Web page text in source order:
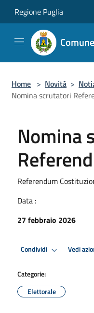
Regione Puglia
Home > Novità >
Nomina scrutatori
Nomina
Referendum
Data :
27 febbraio 2026
Condividi Premi
Vedi
Categorie:
Elettorale